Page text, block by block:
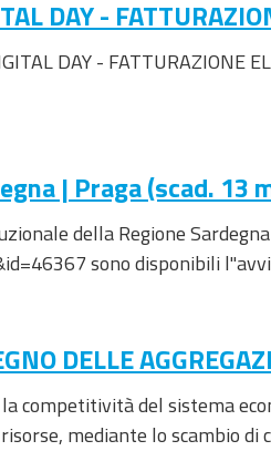
DAY -
DAY - FATTURAZIONE
| Praga (scad. 13
della Regione
sono disponibili
DELLE
competitività del sistema
mediante lo scambio di